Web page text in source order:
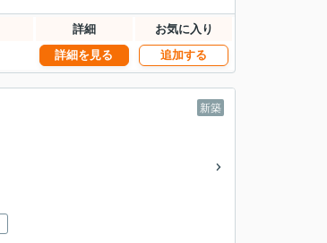
詳細 お気に入り
詳細を見る 追加する
新築